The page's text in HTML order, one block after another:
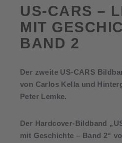
US-CARS –
MIT
BAND 2
Der zweite US-CARS
von Carlos Kella und
Peter Lemke.
Der Hardcover-Bildband
mit Geschichte – Band 2“